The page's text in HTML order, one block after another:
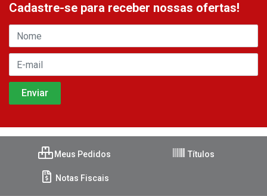
Cadastre-se para receber nossas ofertas!
Meus Pedidos Títulos
Notas Fiscais